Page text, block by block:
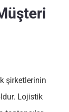
şirketlerinin
Lojistik